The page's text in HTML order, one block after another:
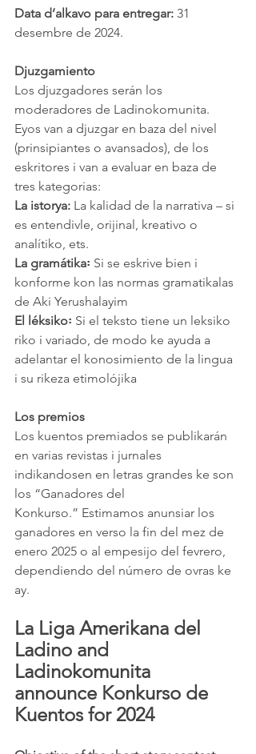
Data d’alkavo para entregar: 31
desembre de 2024.
Djuzgamiento
Los djuzgadores serán los
moderadores de Ladinokomunita.
Eyos van a djuzgar en baza del nivel
(prinsipiantes o avansados), de los
eskritores i van a evaluar en baza de
tres kategorias:
La istorya: La kalidad de la narrativa – si
es entendivle, orijinal, kreativo o
analítiko, ets.
La gramátika꞉ Si se eskrive bien i
konforme kon las normas gramatikalas
de Aki Yerushalayim
El léksiko꞉ Si el teksto tiene un leksiko
riko i variado, de modo ke ayuda a
adelantar el konosimiento de la lingua
i su rikeza etimolójika
Los premios
Los kuentos premiados se publikarán
en varias revistas i jurnales
indikandosen en letras grandes ke son
los “Ganadores del
Konkurso.” Estimamos anunsiar los
ganadores en verso la fin del mez de
enero 2025 o al empesijo del fevrero,
dependiendo del número de ovras ke
ay.
La Liga Amerikana del
Ladino and
Ladinokomunita
announce Konkurso de
Kuentos for 2024